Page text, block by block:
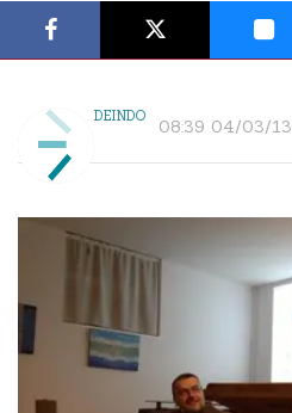
DEINDO 08:39 04/03/13